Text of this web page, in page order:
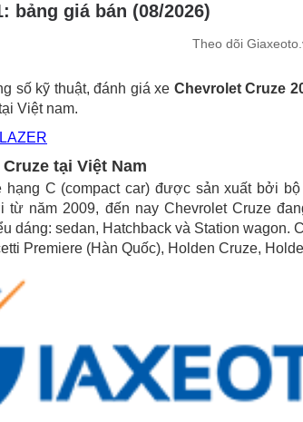
bảng giá bán (08/2026)
Theo dõi
số kỹ thuật, đánh giá xe Chevrolet Cruze
Việt nam.
tại Việt Nam
hạng C (compact car) được sản xuất bởi
từ năm 2009, đến nay Chevrolet Cruze
dáng: sedan, Hatchback và Station wagon.
Premiere (Hàn Quốc), Holden Cruze,